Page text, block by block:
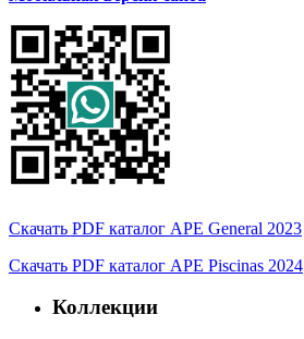
Скачать PDF каталог APE General 2023
Скачать PDF каталог APE Piscinas 2024
Коллекции